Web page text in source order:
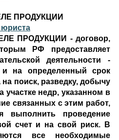
ПРОДУКЦИИ
юриста
ПРОДУКЦИИ - договор,
РФ предоставляет
деятельности -
и на определенный срок
поиск, разведку, добычу
недр, указанном в
связанных с этим работ,
выполнить проведение
счет и на свой риск. В
все необходимые